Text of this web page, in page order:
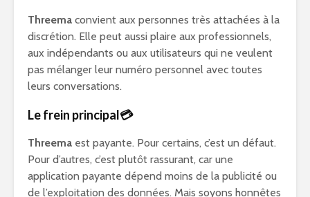
Threema convient aux personnes très attachées à la
discrétion. Elle peut aussi plaire aux professionnels,
aux indépendants ou aux utilisateurs qui ne veulent
pas mélanger leur numéro personnel avec toutes
leurs conversations.
Le frein principal💳
Threema est payante. Pour certains, c’est un défaut.
Pour d’autres, c’est plutôt rassurant, car une
application payante dépend moins de la publicité ou
de l’exploitation des données. Mais soyons honnêtes